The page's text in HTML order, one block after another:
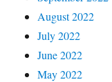
August 2022
July 2022
June 2022
May 2022